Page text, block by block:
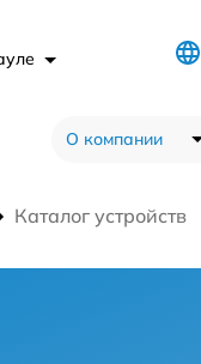
О компании
Каталог устройств